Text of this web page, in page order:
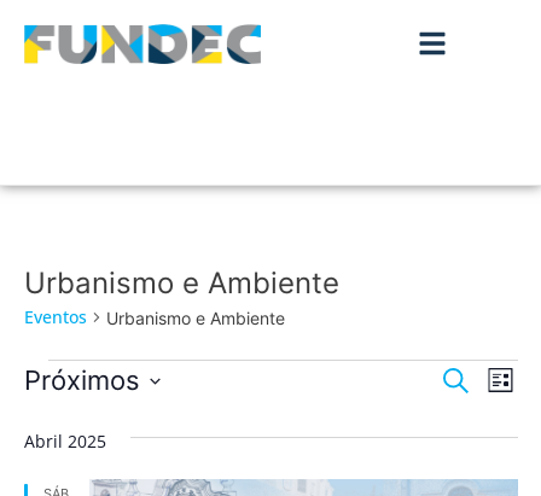
Urbanismo e Ambiente
Eventos Urbanismo e Ambiente
de
Pesquisar
de
Lista
Próximos
data.
Abril 2025